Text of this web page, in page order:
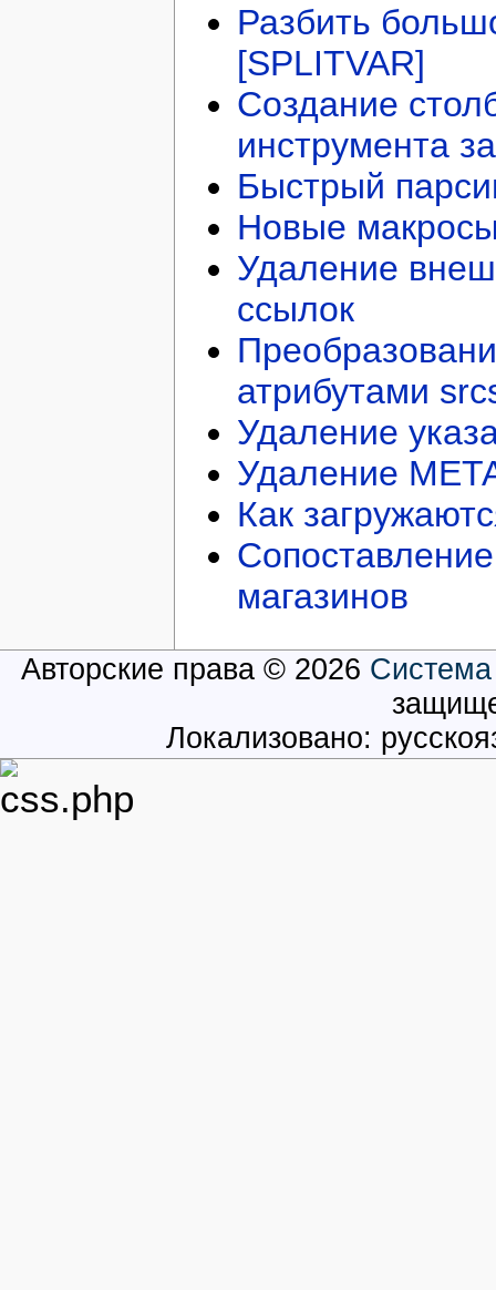
Разбить
[SPLITVAR]
Создание
инструмента
Быстрый
Новые
Удаление
ссылок
атрибутами
Удаление
Удаление
Как
магазинов
Авторские права © 2026
Локализовано: